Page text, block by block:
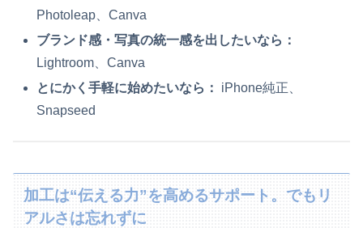
Photoleap、Canva
ブランド感・写真の統一感を出したいなら：
Lightroom、Canva
とにかく手軽に始めたいなら：
iPhone純正、
Snapseed
加工は“伝える力”を高めるサポート。でもリ
アルさは忘れずに